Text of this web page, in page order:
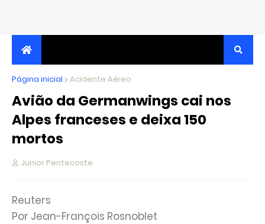
JORNALISMO INDEPENDENTE, TRANSPARENTE E
CRÍTICO
Página inicial Acidente Aéreo
Avião da Germanwings cai nos
Alpes franceses e deixa 150
mortos
Junior Pentecoste
Reuters
Por Jean-François Rosnoblet